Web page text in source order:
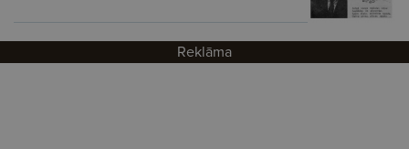
Reklāma